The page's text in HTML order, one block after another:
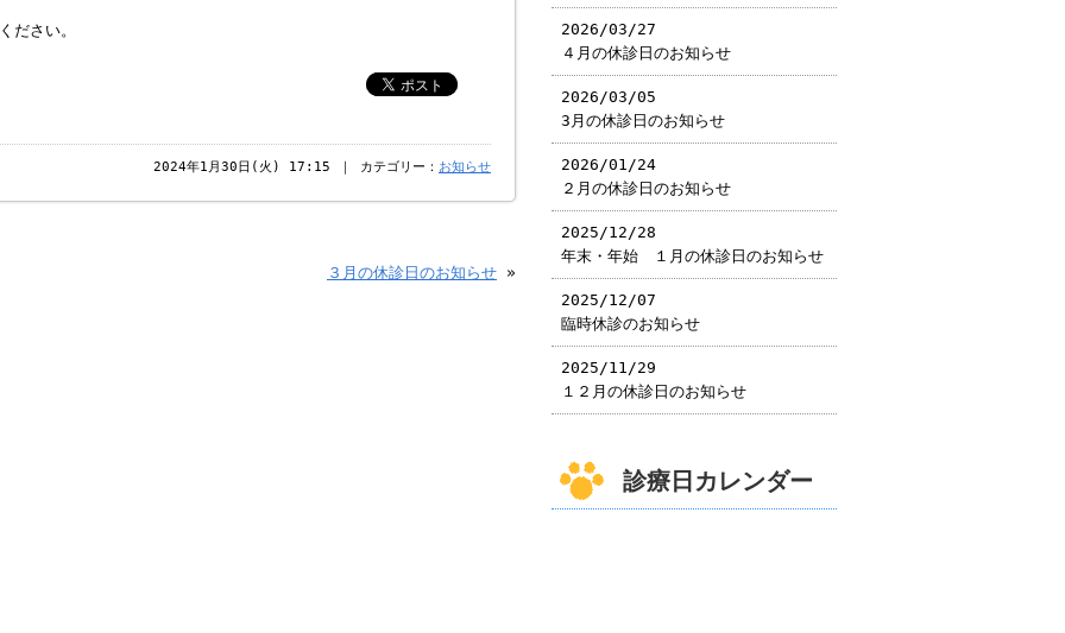
ださい。
2024年1月30日(火) 17:15 ｜ カテゴリー： お知らせ
３月の休診日のお知らせ »
2026/03/27
４月の休診日のお知らせ
2026/03/05
3月の休診日のお知らせ
2026/01/24
２月の休診日のお知らせ
2025/12/28
年末・年始 １月の休診日のお知らせ
2025/12/07
臨時休診のお知らせ
2025/11/29
１２月の休診日のお知らせ
診療日カレンダー